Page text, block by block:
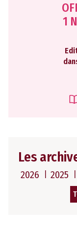
1
Les
2026 2025